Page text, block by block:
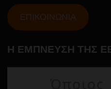
ΕΠΙΚΟΙΝΩΝΙΑ
Η ΕΜΠΝΕΥΣΗ ΤΗΣ